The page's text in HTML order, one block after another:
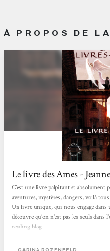
À PROPOS DE
Le livre des Ames -
C’est une livre palpitant et absolument
aventures, mystères, dangers, voilà
Un livre unique, qui nous engage dans
découvre qu’on n’est pas les seuls
reading blog
CARINA ROZENFELD